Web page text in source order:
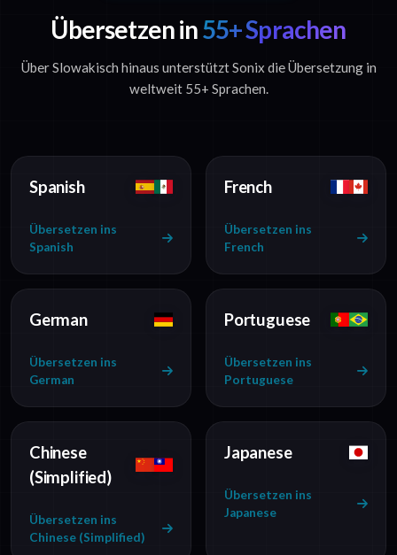
Übersetzen in55+ Sprachen
Über Slowakisch hinaus unterstützt Sonix die Übersetzung in
weltweit 55+ Sprachen.
Spanish
Übersetzen ins
Spanish
French
Übersetzen ins
French
German
Übersetzen ins
German
Portuguese
Übersetzen ins
Portuguese
Chinese
(Simplified)
Übersetzen ins
Chinese (Simplified)
Japanese
Übersetzen ins
Japanese